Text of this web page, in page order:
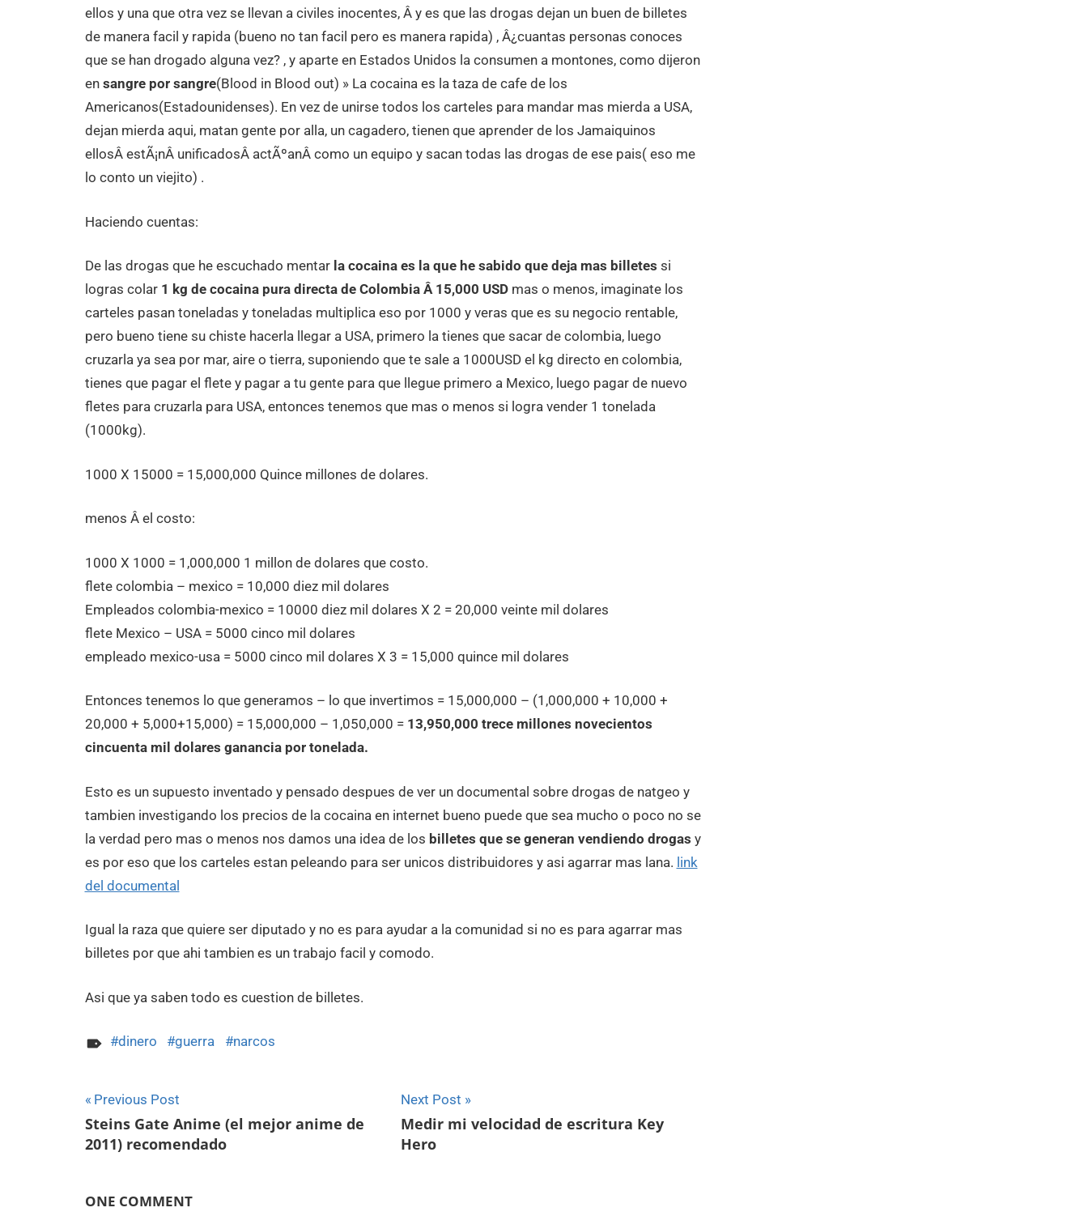
ellos y una que otra vez se llevan a civiles inocentes, Â y es que las drogas dejan un buen de billetes
de manera facil y rapida (bueno no tan facil pero es manera rapida) , Â¿cuantas personas conoces
que se han drogado alguna vez? , y aparte en Estados Unidos la consumen a montones, como dijeron
ensangre por sangre(Blood in Blood out) » La cocaina es la taza de cafe de los
Americanos(Estadounidenses). En vez de unirse todos los carteles para mandar mas mierda a USA,
dejan mierda aqui, matan gente por alla, un cagadero, tienen que aprender de los Jamaiquinos
ellosÂ estÃ¡nÂ unificadosÂ actÃºanÂ como un equipo y sacan todas las drogas de ese pais( eso me
lo conto un viejito) .
Haciendo cuentas:
De las drogas que he escuchado mentarla cocaina es la que he sabido que deja mas billetes si
logras colar 1 kg de cocaina pura directa de Colombia Â 15,000 USDmas o menos, imaginate los
carteles pasan toneladas y toneladas multiplica eso por 1000 y veras que es su negocio rentable,
pero bueno tiene su chiste hacerla llegar a USA, primero la tienes que sacar de colombia, luego
cruzarla ya sea por mar, aire o tierra, suponiendo que te sale a 1000USD el kg directo en colombia,
tienes que pagar el flete y pagar a tu gente para que llegue primero a Mexico, luego pagar de nuevo
fletes para cruzarla para USA, entonces tenemos que mas o menos si logra vender 1 tonelada
(1000kg).
1000 X 15000 = 15,000,000 Quince millones de dolares.
menos Â el costo:
1000 X 1000 = 1,000,000 1 millon de dolares que costo.
flete colombia – mexico = 10,000 diez mil dolares
Empleados colombia-mexico = 10000 diez mil dolares X 2 = 20,000 veinte mil dolares
flete Mexico – USA = 5000 cinco mil dolares
empleado mexico-usa = 5000 cinco mil dolares X 3 = 15,000 quince mil dolares
Entonces tenemos lo que generamos – lo que invertimos = 15,000,000 – (1,000,000 + 10,000 +
20,000 + 5,000+15,000) = 15,000,000 – 1,050,000 = 13,950,000 trece millones novecientos
cincuenta mil dolares ganancia por tonelada.
Esto es un supuesto inventado y pensado despues de ver un documental sobre drogas de natgeo y
tambien investigando los precios de la cocaina en internet bueno puede que sea mucho o poco no se
la verdad pero mas o menos nos damos una idea de los billetes que se generan vendiendo drogas y
es por eso que los carteles estan peleando para ser unicos distribuidores y asi agarrar mas lana. link
del documental
Igual la raza que quiere ser diputado y no es para ayudar a la comunidad si no es para agarrar mas
billetes por que ahi tambien es un trabajo facil y comodo.
Asi que ya saben todo es cuestion de billetes.
dinero guerra narcos
Navegación
de
Previous Post
Steins Gate Anime (el mejor anime de
2011) recomendado
Next Post
Medir mi velocidad de escritura Key
Hero
ONE COMMENT